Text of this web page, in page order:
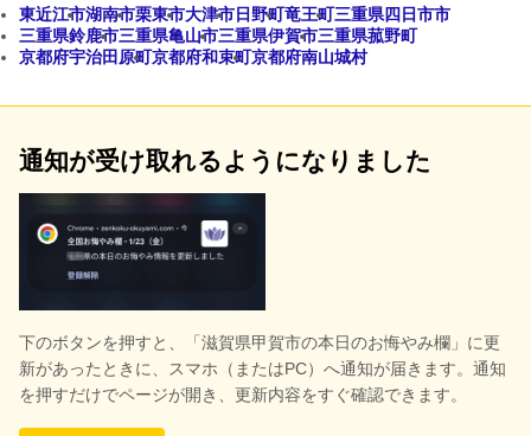
東近江市湖南市栗東市大津市日野町竜王町三重県四日市市
三重県鈴鹿市三重県亀山市三重県伊賀市三重県菰野町
京都府宇治田原町京都府和束町京都府南山城村
通知が受け取れるようになりました
下のボタンを押すと、
「滋賀県甲賀市の本日のお悔やみ欄」に更
新があったときに、スマホ（またはPC）へ通知が届きます。通知
を押すだけでページが開き、更新内容をすぐ確認できます。